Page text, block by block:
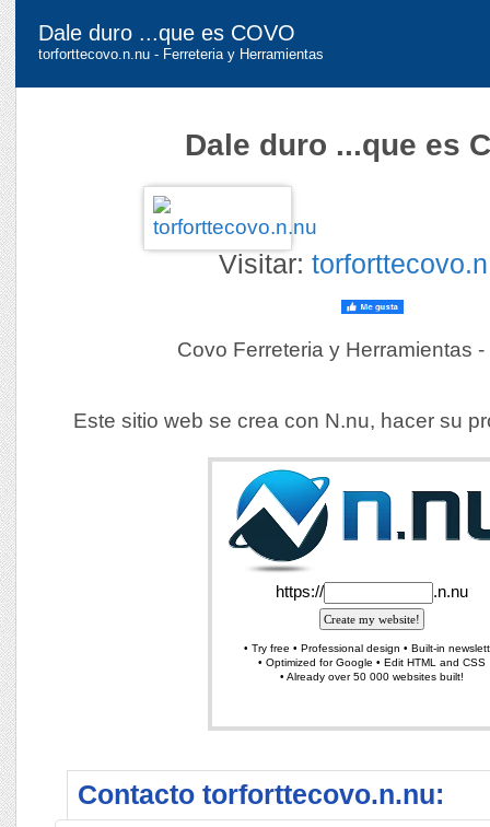
Dale duro ...que es COVO
torforttecovo.n.nu - Ferreteria y Herramientas
Dale duro ...que es
Visitar:
Covo Ferreteria y Herramientas -
Este sitio web se crea con N.nu, hacer su
Contacto torforttecovo.n.nu: